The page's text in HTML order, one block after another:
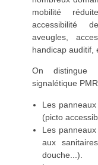
mobilité
accessibilité
aveugles,
handicap auditif,
On distingue
signalétique
Les
(picto
Les
aux
douche...).